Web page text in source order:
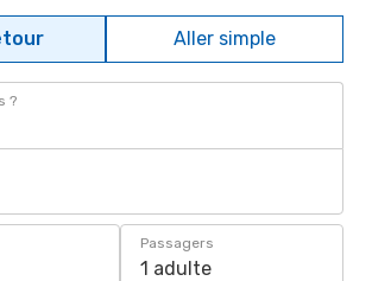
Aller simple
?
Passagers
1 adulte